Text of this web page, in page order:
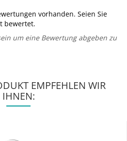
vorhanden. Seien Sie
bewertet.
um eine Bewertung abgeben zu
EMPFEHLEN WIR
IHNEN: